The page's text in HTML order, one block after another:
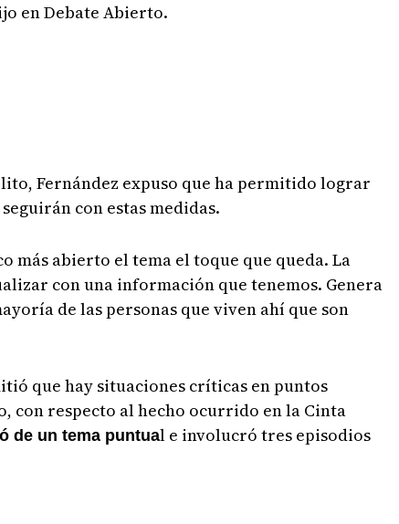
en Debate Abierto.
Fernández expuso que ha permitido lograr
con estas medidas.
más abierto el tema el toque que queda. La
con una información que tenemos. Genera
de las personas que viven ahí que son
que hay situaciones críticas en puntos
con respecto al hecho ocurrido en la Cinta
de un tema puntual e involucró tres episodios